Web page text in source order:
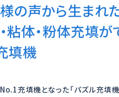
の声から生まれ
粘体・粉体充填が
填機
充填機となった「パズル充填機